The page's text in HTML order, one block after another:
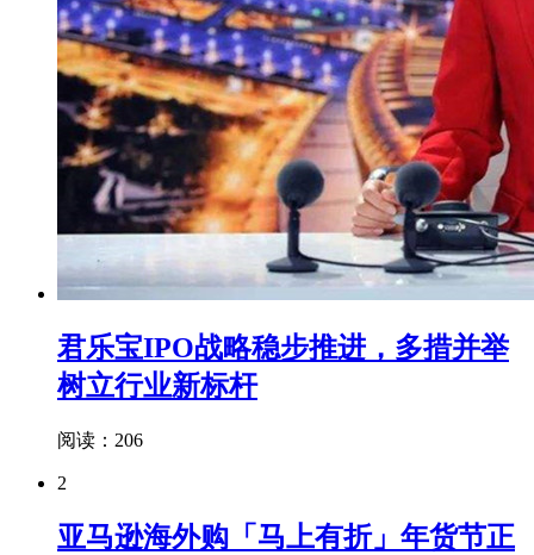
君乐宝IPO战略稳步推进，多措并举
树立行业新标杆
阅读：206
2
亚马逊海外购「马上有折」年货节正